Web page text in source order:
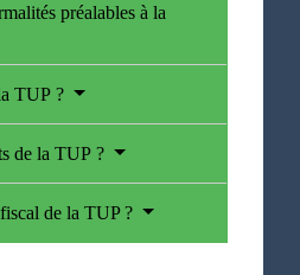
préalables à la
TUP ?
de la TUP ?
de la TUP ?